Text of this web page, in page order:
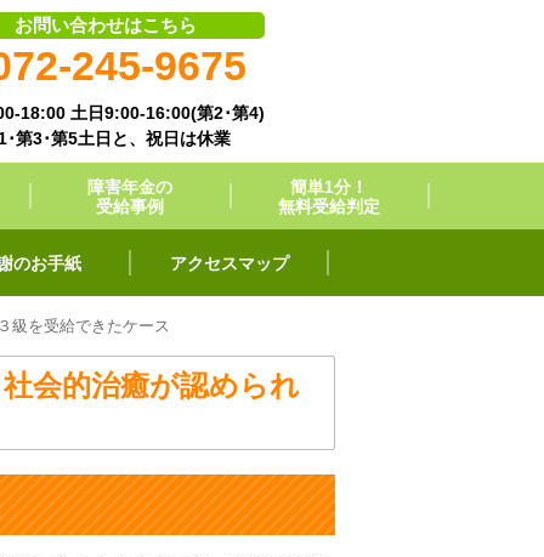
お問い合わせはこちら
245-9675
18:00 土日9:00-16:00(第2･第4)
･第3･第5土日と、祝日は休業
障害年金の
受給事例
簡単1分！
無料受給判定
のお手紙 アクセスマップ
級を受給できたケース
会的治癒が認められ